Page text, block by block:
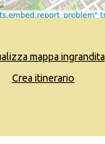
mappa ingrandita
Crea itinerario